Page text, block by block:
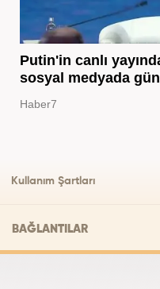
Putin'in canlı
sosyal medyada
Haber7
Kullanım Şartları
BAĞLANTILAR